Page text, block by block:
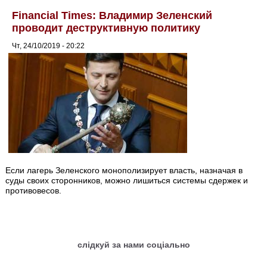
Financial Times: Владимир Зеленский
проводит деструктивную политику
Чт, 24/10/2019 - 20:22
Если лагерь Зеленского монополизирует власть, назначая в
суды своих сторонников, можно лишиться системы сдержек и
противовесов.
слідкуй за нами соціально